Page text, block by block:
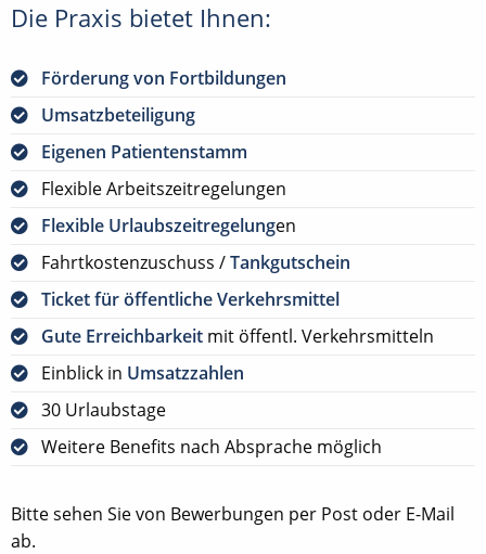
Die Praxis bietet Ihnen:
Förderung von Fortbildungen
Umsatzbeteiligung
Eigenen Patientenstamm
Flexible Arbeitszeitregelungen
Flexible Urlaubszeitregelungen
Fahrtkostenzuschuss /Tankgutschein
Ticket für öffentliche Verkehrsmittel
Gute Erreichbarkeit mit öffentl. Verkehrsmitteln
Einblick in Umsatzzahlen
30 Urlaubstage
Weitere Benefits nach Absprache möglich
Bitte sehen Sie von Bewerbungen per Post oder E-Mail
ab.